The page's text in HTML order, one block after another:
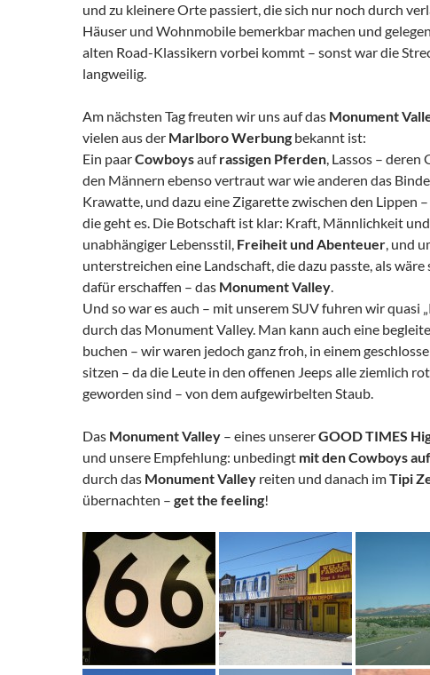
und zu kleinere Orte passiert, die sich nur noch durch
Häuser und Wohnmobile bemerkbar machen und
alten Road-Klassikern vorbei kommt – sonst war die
langweilig.
Am nächsten Tag freuten wir uns auf das Monument
vielen aus der Marlboro Werbung bekannt ist:
Ein paarCowboysaufrassigen Pferden, Lassos – deren
den Männern ebenso vertraut war wie anderen das
Krawatte, und dazu eine Zigarette zwischen den Lippen
die geht es. Die Botschaft ist klar: Kraft, Männlichkeit
unabhängiger Lebensstil, Freiheit und Abenteuer, und
unterstreichen eine Landschaft, die dazu passte, als wäre
dafür erschaffen – das Monument Valley.
Und so war es auch – mit unserem SUV fuhren wir quasi
durch das Monument Valley. Man kann auch eine
buchen – wir waren jedoch ganz froh, in einem
sitzen – da die Leute in den offenen Jeeps alle ziemlich
geworden sind – von dem aufgewirbelten Staub.
Das Monument Valley – eines unsererGOOD TIMES
und unsere Empfehlung: unbedingt mit den Cowboys
durch das Monument Valley reiten und danach imTipi
übernachten – get the feeling!